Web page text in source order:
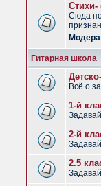
Стихи-
Сюда
Гитарная школа
Всё о
1-й
2-й
2.5